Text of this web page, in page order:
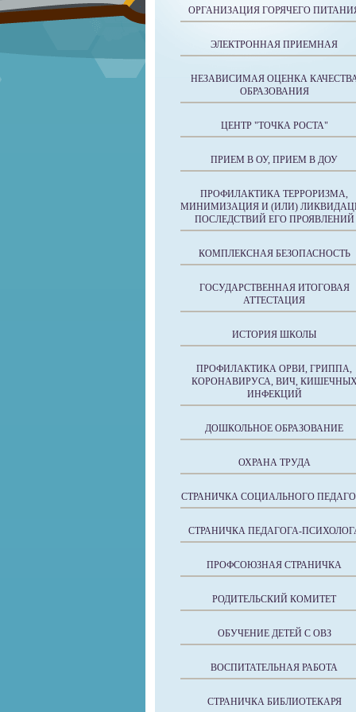
ОРГАНИЗАЦИЯ ГОРЯЧЕГО
ЭЛЕКТРОННАЯ ПРИЕМНАЯ
НЕЗАВИСИМАЯ ОЦЕНКА
ОБРАЗОВАНИЯ
ЦЕНТР "ТОЧКА РОСТА"
ПРИЕМ В ОУ, ПРИЕМ В ДОУ
ПРОФИЛАКТИКА ТЕРРОРИЗМА,
МИНИМИЗАЦИЯ И (ИЛИ)
ПОСЛЕДСТВИЙ ЕГО ПРОЯВЛЕНИЙ
КОМПЛЕКСНАЯ БЕЗОПАСНОСТЬ
ГОСУДАРСТВЕННАЯ ИТОГОВАЯ
АТТЕСТАЦИЯ
ИСТОРИЯ ШКОЛЫ
ПРОФИЛАКТИКА ОРВИ, ГРИППА,
КОРОНАВИРУСА, ВИЧ,
ИНФЕКЦИЙ
ДОШКОЛЬНОЕ ОБРАЗОВАНИЕ
ОХРАНА ТРУДА
СТРАНИЧКА СОЦИАЛЬНОГО
СТРАНИЧКА ПЕДАГОГА-
ПРОФСОЮЗНАЯ СТРАНИЧКА
РОДИТЕЛЬСКИЙ КОМИТЕТ
ОБУЧЕНИЕ ДЕТЕЙ С ОВЗ
ВОСПИТАТЕЛЬНАЯ РАБОТА
СТРАНИЧКА БИБЛИОТЕКАРЯ